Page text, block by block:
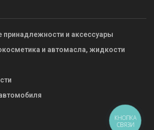
и аксессуары
и автомасла, жидкости
КНОПКА
СВЯЗИ